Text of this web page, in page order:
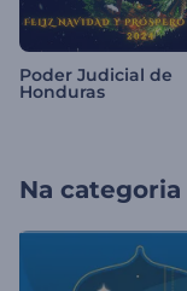
Poder Judicial de
Honduras
Na categoria